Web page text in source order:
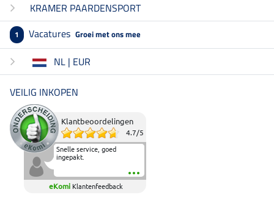
KRAMER PAARDENSPORT
1 Vacatures Groei met ons mee
NL | EUR
VEILIG INKOPEN
Klantbeoordelingen
4.7/5
Snelle service, goed
ingepakt.
eKomi Klantenfeedback